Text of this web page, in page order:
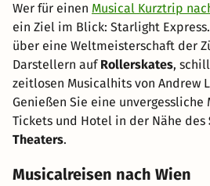
Wer für einen Musical Kurztrip
ein Ziel im Blick: Starlight
über eine Weltmeisterschaft der
Darstellern aufRollerskates,
zeitlosen Musicalhits von Andrew
Genießen Sie eine
Tickets und Hotel in der Nähe des
Theaters.
Musicalreisen nach Wien